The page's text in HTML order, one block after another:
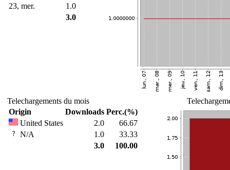
23, mer.
1.0
3.0
Telechargements du mois
Origin
Downloads Perc.(%)
United States
2.0
66.67
N/A
1.0
33.33
3.0
100.00